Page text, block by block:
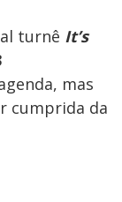
turnê It’s
mas
cumprida da